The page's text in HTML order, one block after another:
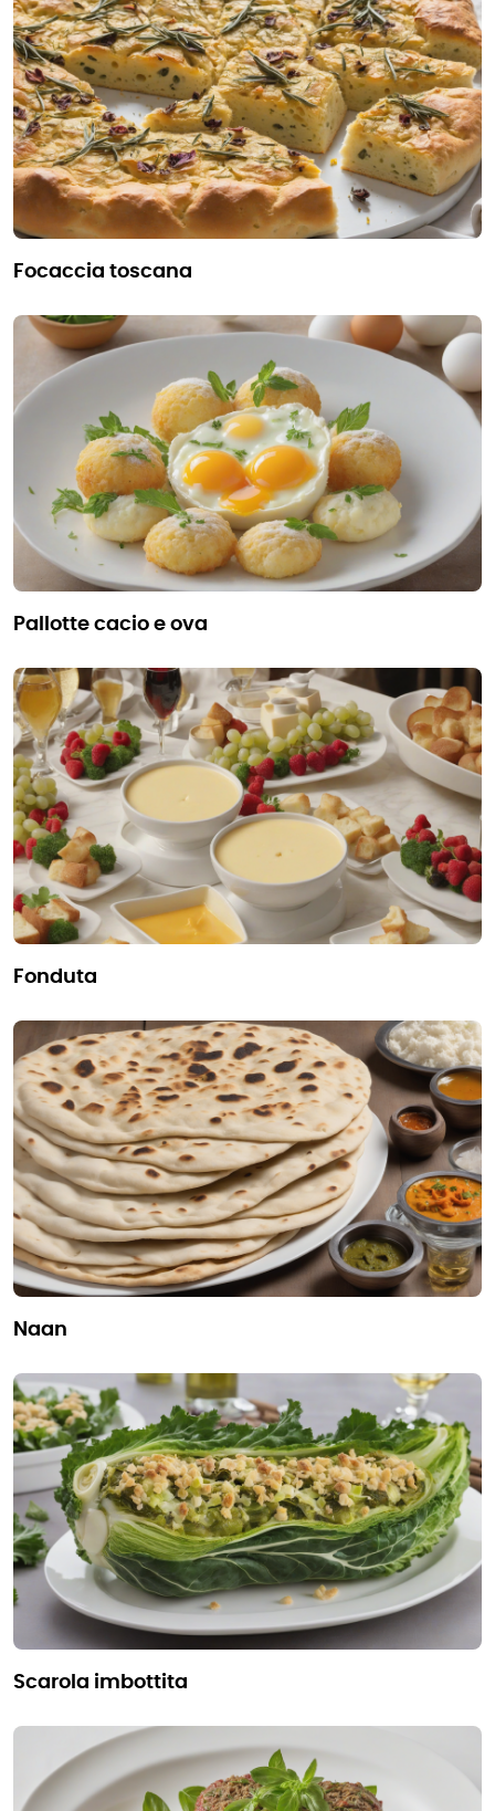
focaccia toscana
pallotte cacio e ova
fonduta
naan
scarola imbottita